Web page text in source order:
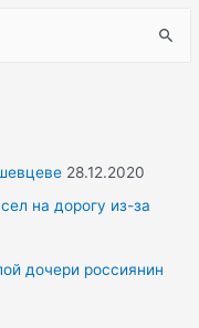
28.12.2020
на дорогу из-за
дочери россиянин